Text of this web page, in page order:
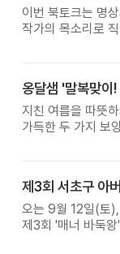
이번 북토크는 명상
작가의 목소리로
옹달샘 '말복맞이!
지친 여름을 따뜻
가득한 두 가지 보
오는 9월 12일(토
제3회 '매너 바둑